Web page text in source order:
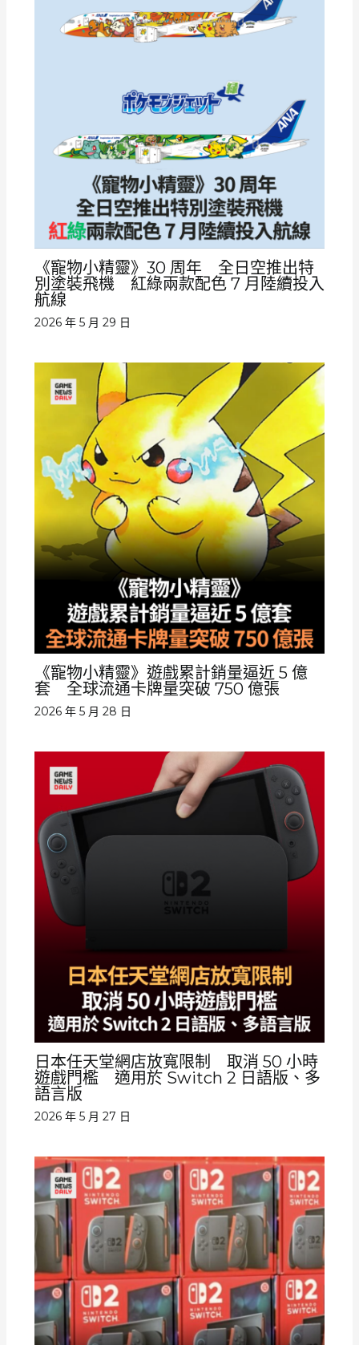
《寵物小精靈》30 周年 全日空推出特
別塗裝飛機 紅綠兩款配色 7 月陸續投入
航線
2026 年 5 月 29 日
《寵物小精靈》遊戲累計銷量逼近 5 億
套 全球流通卡牌量突破 750 億張
2026 年 5 月 28 日
日本任天堂網店放寬限制 取消 50 小時
遊戲門檻 適用於 Switch 2 日語版、多
語言版
2026 年 5 月 27 日